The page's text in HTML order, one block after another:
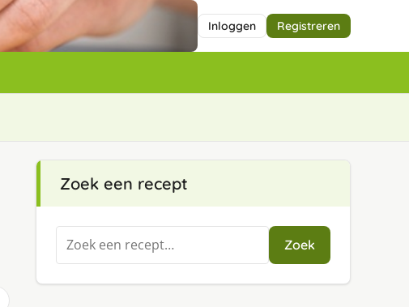
Inloggen Registreren
Zoek een recept
Zoeken
naar:
Zoek